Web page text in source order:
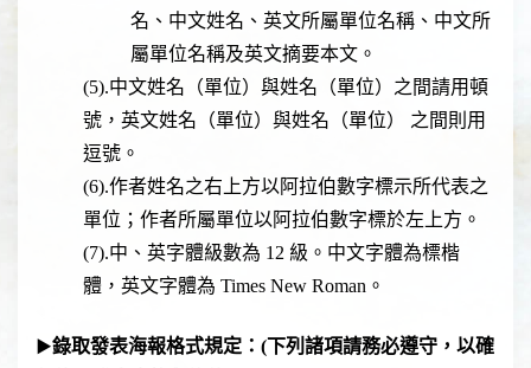
名、中文姓名、英文所屬單位名稱、中文所
屬單位名稱及英文摘要本文。
(5).中文姓名（單位）與姓名（單位）之間請用頓
號，英文姓名（單位）與姓名（單位） 之間則用
逗號。
(6).作者姓名之右上方以阿拉伯數字標示所代表之
單位；作者所屬單位以阿拉伯數字標於左上方。
(7).中、英字體級數為 12 級。中文字體為標楷
體，英文字體為 Times New Roman。
▶錄取發表海報格式規定 ： (下列諸項請務必遵守，以確